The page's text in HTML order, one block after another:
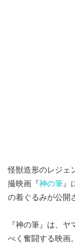
怪獣造形のレジェ
撮映画『神の筆 』
の着ぐるみが公開
『神の筆』は、
べく奮闘する映画。